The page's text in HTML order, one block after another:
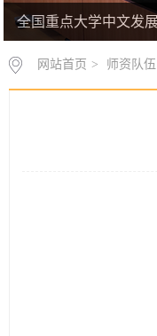
全国重点大学中文发
网站首页 > 师资队伍